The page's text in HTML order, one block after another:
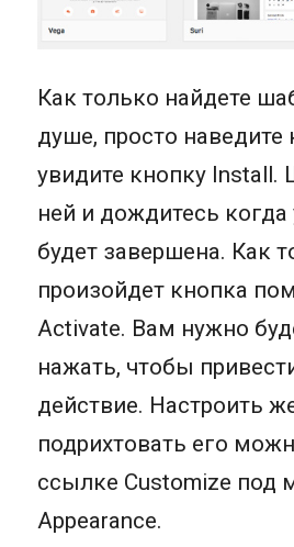
Как только найдете
душе, просто
увидите кнопку Install.
ней и дождитесь когда
будет завершена. Как
произойдет кнопка
Activate. Вам нужно
нажать, чтобы
действие. Настроить
подрихтовать его
ссылке Customize под
Appearance.